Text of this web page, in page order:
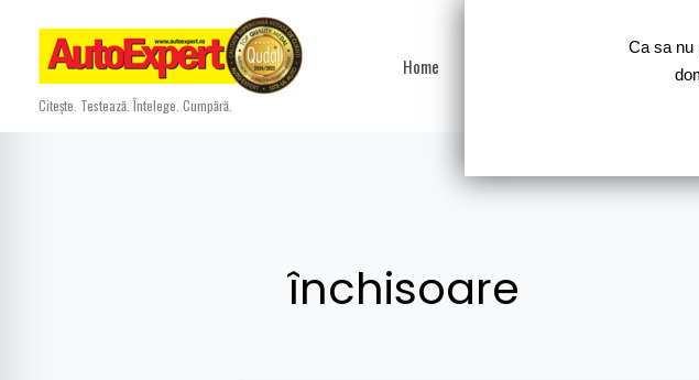
content
Citește. Testează. Întelege. Cumpără.
Home
închisoare
Ca sa nu